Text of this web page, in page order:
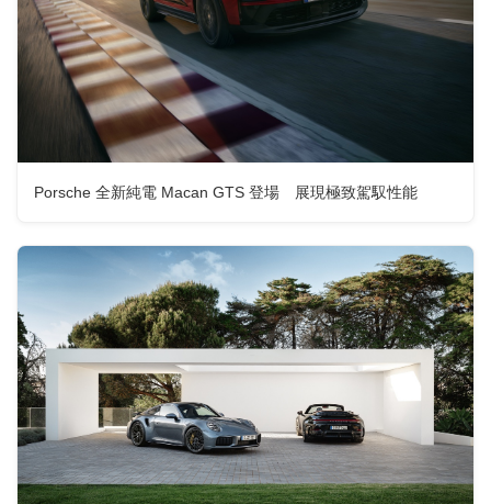
Porsche 全新純電 Macan GTS 登場 展現極致駕馭性能